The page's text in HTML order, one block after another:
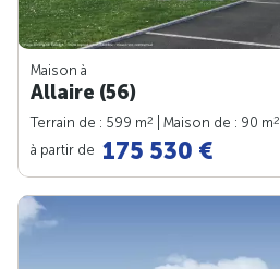
Maison à
Allaire (56)
Terrain de : 599 m2 | Maison de : 90 m2
à partir de 175 530 €